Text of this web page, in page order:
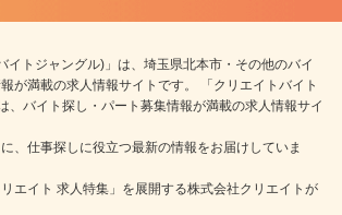
イトジャングル)」は、埼玉県北本市・その他のバイ
が満載の求人情報サイトです。 「クリエイトバイト
、バイト探し・パート募集情報が満載の求人情報サイ
、仕事探しに役立つ最新の情報をお届けしていま
エイト 求人特集」を展開する株式会社クリエイトが